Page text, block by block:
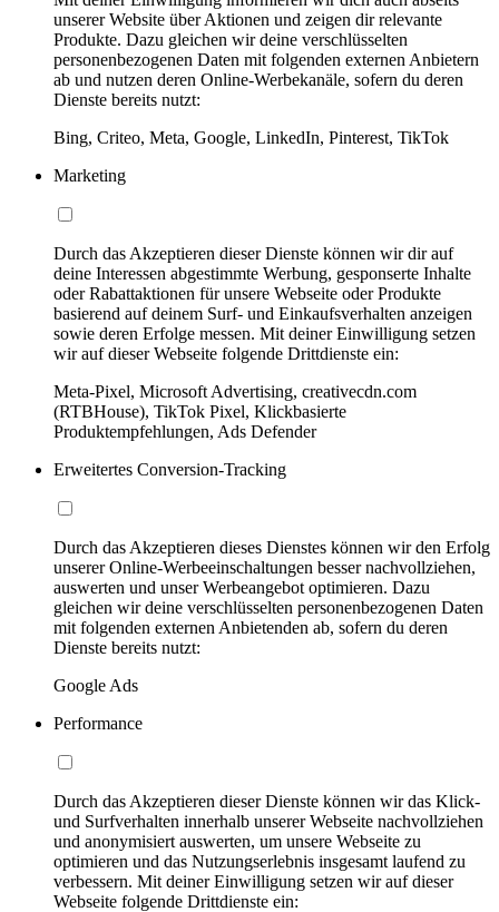
unserer Website über Aktionen und zeigen dir relevante
Produkte. Dazu gleichen wir deine verschlüsselten
personenbezogenen Daten mit folgenden externen Anbietern
ab und nutzen deren Online-Werbekanäle, sofern du deren
Dienste bereits nutzt:
Bing, Criteo, Meta, Google, LinkedIn, Pinterest, TikTok
Marketing
Durch das Akzeptieren dieser Dienste können wir dir auf
deine Interessen abgestimmte Werbung, gesponserte Inhalte
oder Rabattaktionen für unsere Webseite oder Produkte
basierend auf deinem Surf- und Einkaufsverhalten anzeigen
sowie deren Erfolge messen. Mit deiner Einwilligung setzen
wir auf dieser Webseite folgende Drittdienste ein:
Meta-Pixel, Microsoft Advertising, creativecdn.com
(RTBHouse), TikTok Pixel, Klickbasierte
Produktempfehlungen, Ads Defender
Erweitertes Conversion-Tracking
Durch das Akzeptieren dieses Dienstes können wir den Erfolg
unserer Online-Werbeeinschaltungen besser nachvollziehen,
auswerten und unser Werbeangebot optimieren. Dazu
gleichen wir deine verschlüsselten personenbezogenen Daten
mit folgenden externen Anbietenden ab, sofern du deren
Dienste bereits nutzt:
Google Ads
Performance
Durch das Akzeptieren dieser Dienste können wir das Klick-
und Surfverhalten innerhalb unserer Webseite nachvollziehen
und anonymisiert auswerten, um unsere Webseite zu
optimieren und das Nutzungserlebnis insgesamt laufend zu
verbessern. Mit deiner Einwilligung setzen wir auf dieser
Webseite folgende Drittdienste ein: